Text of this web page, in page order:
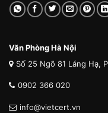
Văn Phòng Hà Nội
Số 25 Ngõ 81 Láng Hạ,
0902 366 020
info@vietcert.vn